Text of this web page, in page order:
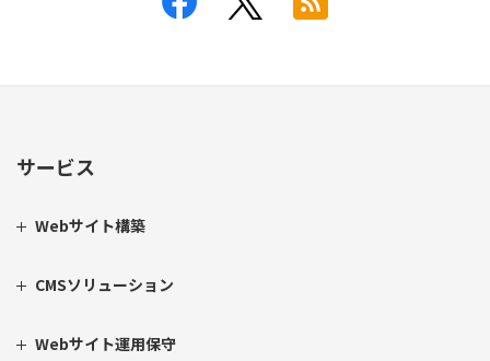
サービス
Webサイト構築
CMSソリューション
Webサイト運用保守